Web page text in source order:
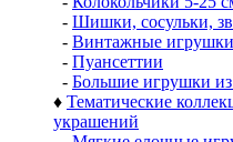
- Шишки, сосульки,
- Винтажные игрушки
- Пуансеттии
- Большие игрушки из
♦ Тематические
украшений